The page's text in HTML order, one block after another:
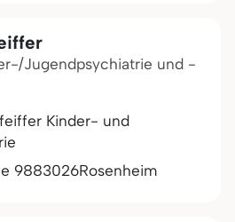
Jugendpsychiatrie und -
Kinder- und
9883026Rosenheim